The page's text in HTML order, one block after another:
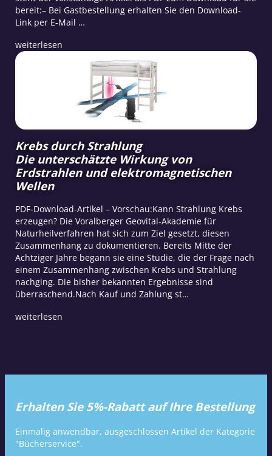
bereit:– Bei Gastbestellung erhalten Sie den Download-
Link per E-Mail …
weiterlesen
Krebs durch Strahlung
Die unterschätzte Wirkung von
Erdstrahlen und elektromagnetischen
Wellen
PDF-Download-Artikel – Vorschau:Kann Strahlung Krebs
erzeugen? Die Voralberger Geovital-Akademie für
Naturheilverfahren hat sich zum Ziel gesetzt, diesen
Zusammenhang zu dokumentieren. Bereits Mitte der
Achtziger Jahre begann sie eine Studie, die der Frage nach
einem Zusammenhang zwischen Krebs und Strahlung
nachging. Die bisher bekannten Ergebnisse sind
überraschend.Nach Kauf und Zahlung st…
weiterlesen
Erhalten Sie 5%-Rabatt auf Ihre Bestellung
Einmalig anwendbar, ausgeschlossen Artikel der Kategorie
"Bücherservice".